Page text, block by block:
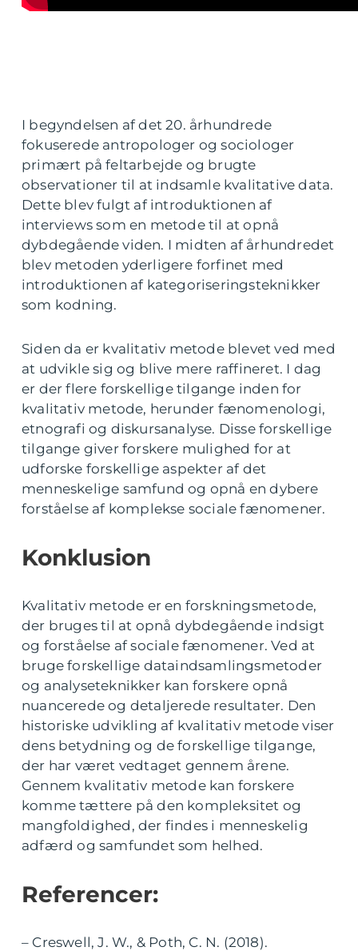
I begyndelsen af det 20. århundrede
fokuserede antropologer og sociologer
primært på feltarbejde og brugte
observationer til at indsamle kvalitative data.
Dette blev fulgt af introduktionen af
interviews som en metode til at opnå
dybdegående viden. I midten af århundredet
blev metoden yderligere forfinet med
introduktionen af kategoriseringsteknikker
som kodning.
Siden da er kvalitativ metode blevet ved med
at udvikle sig og blive mere raffineret. I dag
er der flere forskellige tilgange inden for
kvalitativ metode, herunder fænomenologi,
etnografi og diskursanalyse. Disse forskellige
tilgange giver forskere mulighed for at
udforske forskellige aspekter af det
menneskelige samfund og opnå en dybere
forståelse af komplekse sociale fænomener.
Konklusion
Kvalitativ metode er en forskningsmetode,
der bruges til at opnå dybdegående indsigt
og forståelse af sociale fænomener. Ved at
bruge forskellige dataindsamlingsmetoder
og analyseteknikker kan forskere opnå
nuancerede og detaljerede resultater. Den
historiske udvikling af kvalitativ metode viser
dens betydning og de forskellige tilgange,
der har været vedtaget gennem årene.
Gennem kvalitativ metode kan forskere
komme tættere på den kompleksitet og
mangfoldighed, der findes i menneskelig
adfærd og samfundet som helhed.
Referencer:
– Creswell, J. W., & Poth, C. N. (2018).